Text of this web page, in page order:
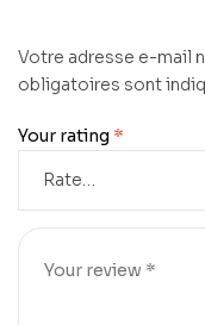
Votre adresse e-mail
obligatoires sont
Your rating *